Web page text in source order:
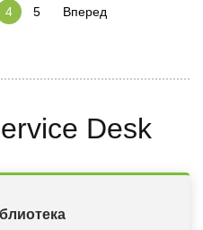
4 5 Вперед
Desk